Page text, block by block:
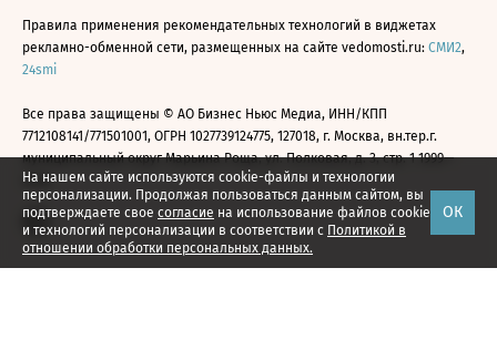
На нашем сайте используются cookie-файлы и технологии
персонализации. Продолжая пользоваться данным сайтом, вы
подтверждаете свое согласие на использование файлов cookie
и технологий персонализации в соответствии с Политикой в
отношении обработки персональных данных.
ОК
Правила применения рекомендательных технологий в виджетах
рекламно-обменной сети, размещенных на сайте vedomosti.ru: СМИ2,
24smi
Все права защищены © АО Бизнес Ньюс Медиа, ИНН/КПП
7712108141/771501001, ОГРН 1027739124775, 127018, г. Москва, вн.тер.г.
муниципальный округ Марьина Роща, ул. Полковая, д. 3, стр. 1 1999—
2026